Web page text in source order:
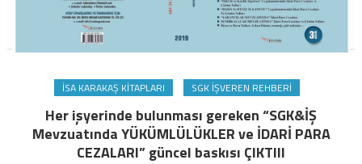
İSA KARAKAŞ KITAPLARI SGK İŞVEREN REHBERI
Her işyerinde bulunması gereken “SGK&İŞ
Mevzuatında YÜKÜMLÜLÜKLER ve İDARİ PARA
CEZALARI” güncel baskısı ÇIKTIII